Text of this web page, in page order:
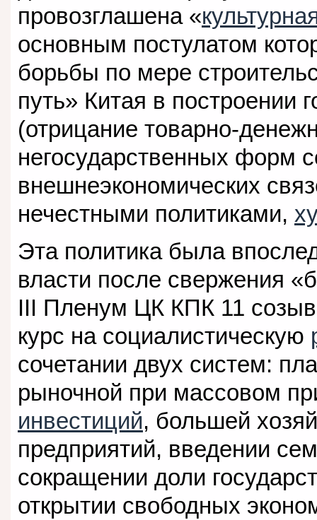
провозглашена «
основным постулатом
борьбы по мере
путь» Китая в построении
(отрицание товарно-
негосударственных форм
внешнеэкономических
нечестными политиками,
Эта политика была
власти после свержения
III Пленум ЦК КПК 11
курс на социалистическую
сочетании двух систем:
рыночной при массовом
инвестиций, большей
предприятий, введении
сокращении доли
открытии свободных